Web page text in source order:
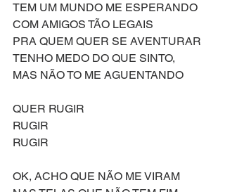
TEM UM MUNDO ME ESPERANDO
COM AMIGOS TÃO LEGAIS
PRA QUEM QUER SE AVENTURAR
TENHO MEDO DO QUE SINTO,
MAS NÃO TO ME AGUENTANDO
QUER RUGIR
RUGIR
RUGIR
OK, ACHO QUE NÃO ME VIRAM